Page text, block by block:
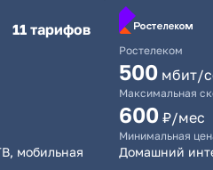
11 тарифов
мобильная
Ростелеком
500 мбит/
Максимальная
600 ₽/мес
Минимальная
Домашний